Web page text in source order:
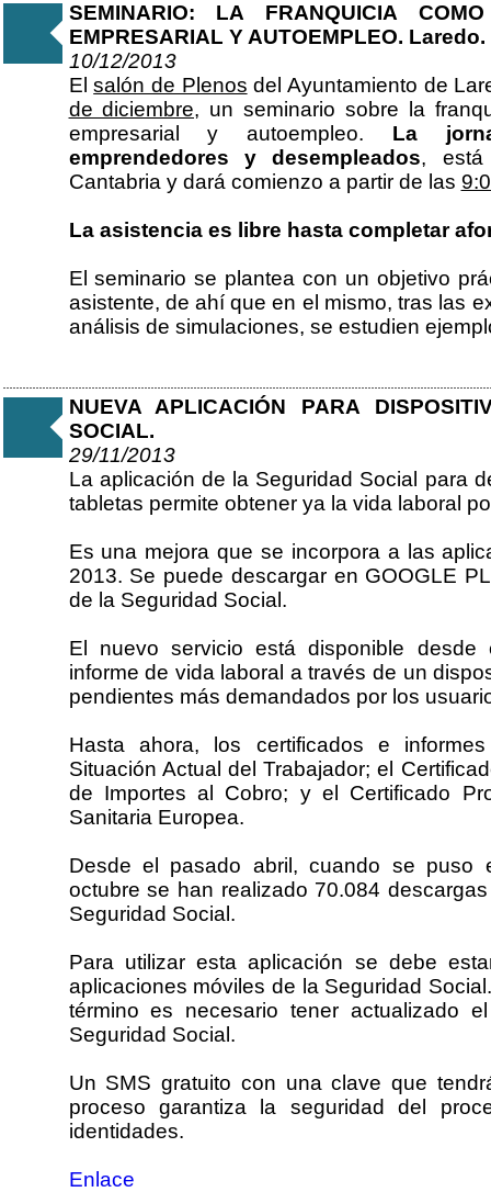
SEMINARIO: LA FRANQUICIA
EMPRESARIAL Y AUTOEMPLEO.
10/12/2013
Elsalón de Plenos del Ayuntamiento de
de diciembre, un seminario sobre la
empresarial y autoempleo. La
emprendedores y desempleados, está
Cantabria y dará comienzo a partir de las
La asistencia es libre hasta completar
El seminario se plantea con un objetivo
asistente, de ahí que en el mismo, tras las
análisis de simulaciones, se estudien
NUEVA APLICACIÓN PARA
SOCIAL.
29/11/2013
La aplicación de la Seguridad Social para
tabletas permite obtener ya la vida laboral
Es una mejora que se incorpora a las
2013. Se puede descargar en GOOGLE
de la Seguridad Social.
El nuevo servicio está disponible
informe de vida laboral a través de un
pendientes más demandados por los
Hasta ahora, los certificados e
Situación Actual del Trabajador; el
de Importes al Cobro; y el Certificado
Sanitaria Europea.
Desde el pasado abril, cuando se puso
octubre se han realizado 70.084
Seguridad Social.
Para utilizar esta aplicación se debe
aplicaciones móviles de la Seguridad
término es necesario tener actualizado
Seguridad Social.
Un SMS gratuito con una clave que
proceso garantiza la seguridad del
identidades.
Enlace